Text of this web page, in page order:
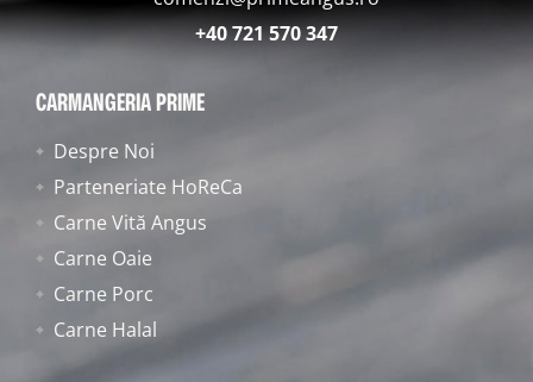
+40 721 570 347
CARMANGERIA PRIME
Despre Noi
Parteneriate HoReCa
Carne Vită Angus
Carne Oaie
Carne Porc
Carne Halal